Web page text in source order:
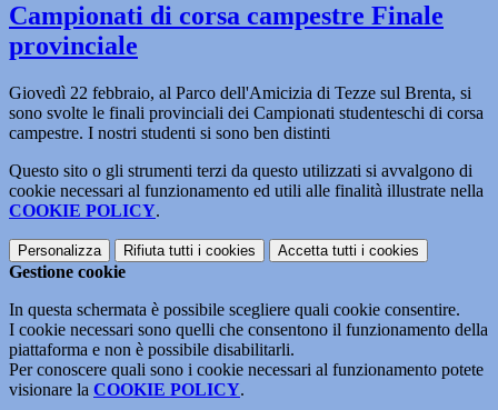
Campionati di corsa campestre Finale
provinciale
Giovedì 22 febbraio, al Parco dell'Amicizia di Tezze sul Brenta, si
sono svolte le finali provinciali dei Campionati studenteschi di corsa
campestre. I nostri studenti si sono ben distinti
Questo sito o gli strumenti terzi da questo utilizzati si avvalgono di
cookie necessari al funzionamento ed utili alle finalità illustrate nella
COOKIE POLICY.
Personalizza Rifiuta tutti i cookies Accetta tutti i cookies
Gestione cookie
In questa schermata è possibile scegliere quali cookie consentire.
I cookie necessari sono quelli che consentono il funzionamento della
piattaforma e non è possibile disabilitarli.
Per conoscere quali sono i cookie necessari al funzionamento potete
visionare la COOKIE POLICY.